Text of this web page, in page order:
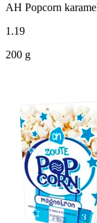
AH Popcorn
1 .19
200 g